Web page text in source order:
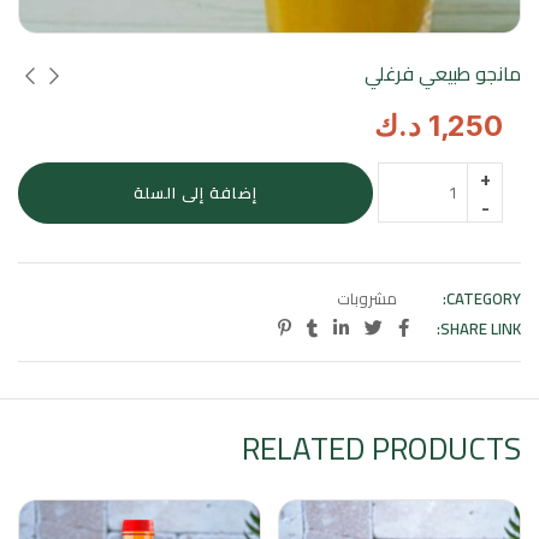
مانجو طبيعي فرغلي
1,250 د.ك
كمية
مانجو
فرغلي
إضافة إلى السلة
CATEGORY:
مشروبات
SHARE LINK:
RELATED PRODUCTS